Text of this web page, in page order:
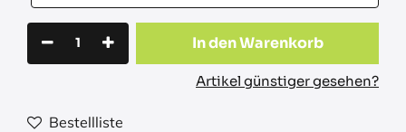
In den Warenkorb
Artikel günstiger gesehen?
Bestellliste